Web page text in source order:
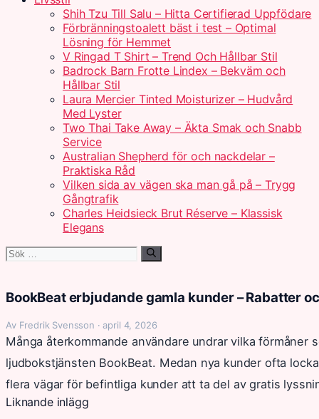
Shih Tzu Till Salu – Hitta Certifierad Uppfödare
Förbränningstoalett bäst i test – Optimal
Lösning för Hemmet
V Ringad T Shirt – Trend Och Hållbar Stil
Badrock Barn Frotte Lindex – Bekväm och
Hållbar Stil
Laura Mercier Tinted Moisturizer – Hudvård
Med Lyster
Two Thai Take Away – Äkta Smak och Snabb
Service
Australian Shepherd för och nackdelar –
Praktiska Råd
Vilken sida av vägen ska man gå på – Trygg
Gångtrafik
Charles Heidsieck Brut Réserve – Klassisk
Elegans
Sök
BookBeat erbjudande gamla kunder – Rabatter
Av Fredrik Svensson · april 4, 2026
Många återkommande användare undrar vilka förmåner
ljudbokstjänsten BookBeat. Medan nya kunder ofta
flera vägar för befintliga kunder att ta del av gratis
Liknande inlägg